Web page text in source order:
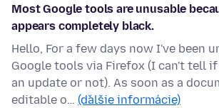
Most Google tools are unusable
appears completely black.
Hello, For a few days now I've been
Google tools via Firefox (I can't tell
an update or not). As soon as a
editable o… (ďalšie informácie)